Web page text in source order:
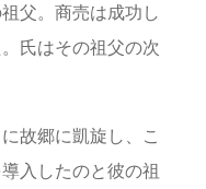
父。商売は成功し
氏はその祖父の次
故郷に凱旋し、こ
入したのと彼の祖